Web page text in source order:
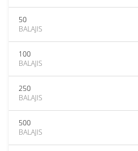
50
BALAJIS
100
BALAJIS
250
BALAJIS
500
BALAJIS